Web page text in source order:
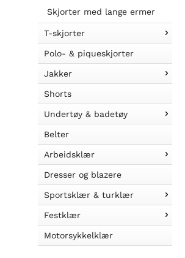
Skjorter med lange ermer
T-skjorter
Polo- & piqueskjorter
Jakker
Shorts
Undertøy & badetøy
Belter
Arbeidsklær
Dresser og blazere
Sportsklær & turklær
Festklær
Motorsykkelklær